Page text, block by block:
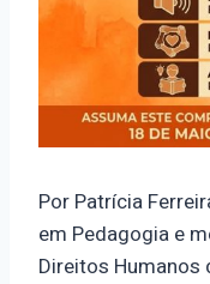
Por Patrícia
em Pedagogia e
Direitos Humanos